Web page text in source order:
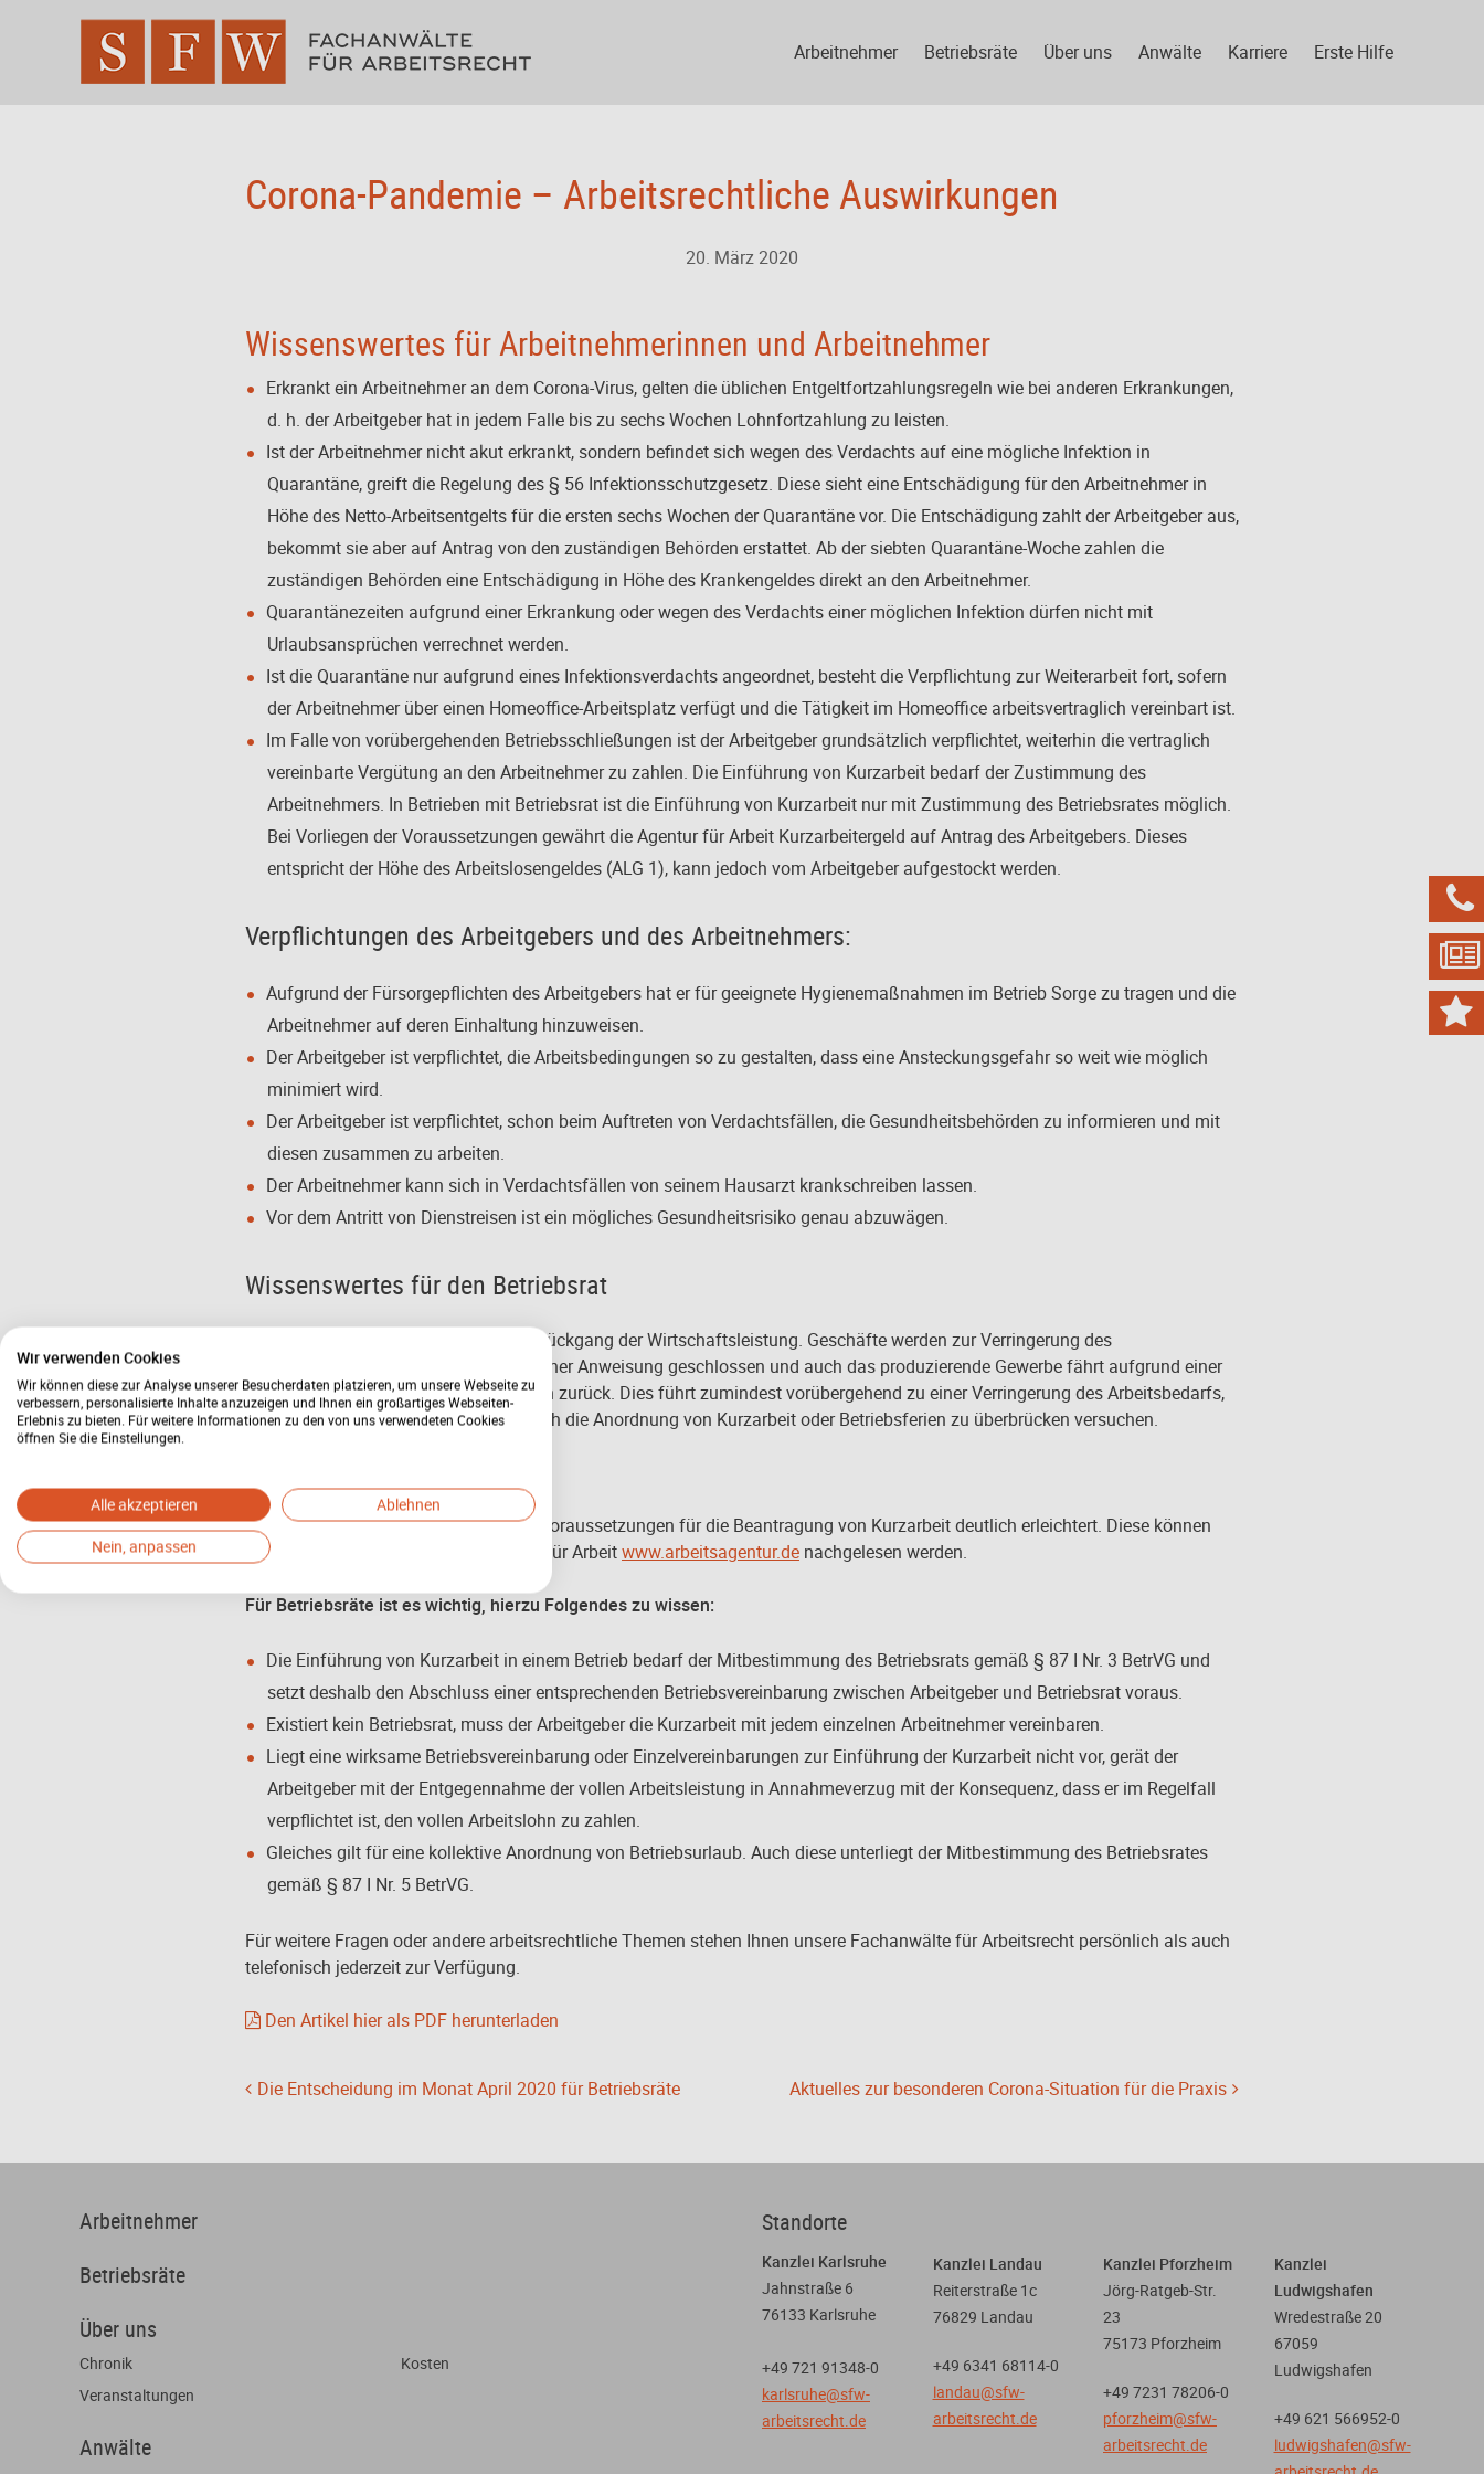
Arbeitnehmer Betriebsräte Über uns Anwälte Karriere Erste Hilfe
Corona-Pandemie – Arbeitsrechtliche Auswirkungen
20. März 2020
Wissenswertes für Arbeitnehmerinnen und Arbeitnehmer
Erkrankt ein Arbeitnehmer an dem Corona-Virus, gelten die üblichen Entgeltfortzahlungsregeln wie bei anderen Erkrankungen,
d. h. der Arbeitgeber hat in jedem Falle bis zu sechs Wochen Lohnfortzahlung zu leisten.
Ist der Arbeitnehmer nicht akut erkrankt, sondern befindet sich wegen des Verdachts auf eine mögliche Infektion in
Quarantäne, greift die Regelung des § 56 Infektionsschutzgesetz. Diese sieht eine Entschädigung für den Arbeitnehmer in
Höhe des Netto-Arbeitsentgelts für die ersten sechs Wochen der Quarantäne vor. Die Entschädigung zahlt der Arbeitgeber aus,
bekommt sie aber auf Antrag von den zuständigen Behörden erstattet. Ab der siebten Quarantäne-Woche zahlen die
zuständigen Behörden eine Entschädigung in Höhe des Krankengeldes direkt an den Arbeitnehmer.
Quarantänezeiten aufgrund einer Erkrankung oder wegen des Verdachts einer möglichen Infektion dürfen nicht mit
Urlaubsansprüchen verrechnet werden.
Ist die Quarantäne nur aufgrund eines Infektionsverdachts angeordnet, besteht die Verpflichtung zur Weiterarbeit fort, sofern
der Arbeitnehmer über einen Homeoffice-Arbeitsplatz verfügt und die Tätigkeit im Homeoffice arbeitsvertraglich vereinbart ist.
Im Falle von vorübergehenden Betriebsschließungen ist der Arbeitgeber grundsätzlich verpflichtet, weiterhin die vertraglich
vereinbarte Vergütung an den Arbeitnehmer zu zahlen. Die Einführung von Kurzarbeit bedarf der Zustimmung des
Arbeitnehmers. In Betrieben mit Betriebsrat ist die Einführung von Kurzarbeit nur mit Zustimmung des Betriebsrates möglich.
Bei Vorliegen der Voraussetzungen gewährt die Agentur für Arbeit Kurzarbeitergeld auf Antrag des Arbeitgebers. Dieses
entspricht der Höhe des Arbeitslosengeldes (ALG 1), kann jedoch vom Arbeitgeber aufgestockt werden.
Verpflichtungen des Arbeitgebers und des Arbeitnehmers:
Aufgrund der Fürsorgepflichten des Arbeitgebers hat er für geeignete Hygienemaßnahmen im Betrieb Sorge zu tragen und die
Arbeitnehmer auf deren Einhaltung hinzuweisen.
Der Arbeitgeber ist verpflichtet, die Arbeitsbedingungen so zu gestalten, dass eine Ansteckungsgefahr so weit wie möglich
minimiert wird.
Der Arbeitgeber ist verpflichtet, schon beim Auftreten von Verdachtsfällen, die Gesundheitsbehörden zu informieren und mit
diesen zusammen zu arbeiten.
Der Arbeitnehmer kann sich in Verdachtsfällen von seinem Hausarzt krankschreiben lassen.
Vor dem Antritt von Dienstreisen ist ein mögliches Gesundheitsrisiko genau abzuwägen.
Wissenswertes für den Betriebsrat
Die Corona-Pandemie führt zu einem Rückgang der Wirtschaftsleistung. Geschäfte werden zur Verringerung des
Ansteckungsrisikos aufgrund behördlicher Anweisung geschlossen und auch das produzierende Gewerbe fährt aufgrund einer
rückgängigen Nachfrage die Produktion zurück. Dies führt zumindest vorübergehend zu einer Verringerung des Arbeitsbedarfs,
den eine Vielzahl von Arbeitgebern durch die Anordnung von Kurzarbeit oder Betriebsferien zu überbrücken versuchen.
Zur Bewältigung der Krise wurden die Voraussetzungen für die Beantragung von Kurzarbeit deutlich erleichtert. Diese können
auf der Homepage der Bundesagentur für Arbeitwww.arbeitsagentur.de nachgelesen werden.
Für Betriebsräte ist es wichtig, hierzu Folgendes zu wissen:
Die Einführung von Kurzarbeit in einem Betrieb bedarf der Mitbestimmung des Betriebsrats gemäß § 87 I Nr. 3 BetrVG und
setzt deshalb den Abschluss einer entsprechenden Betriebsvereinbarung zwischen Arbeitgeber und Betriebsrat voraus.
Existiert kein Betriebsrat, muss der Arbeitgeber die Kurzarbeit mit jedem einzelnen Arbeitnehmer vereinbaren.
Liegt eine wirksame Betriebsvereinbarung oder Einzelvereinbarungen zur Einführung der Kurzarbeit nicht vor, gerät der
Arbeitgeber mit der Entgegennahme der vollen Arbeitsleistung in Annahmeverzug mit der Konsequenz, dass er im Regelfall
verpflichtet ist, den vollen Arbeitslohn zu zahlen.
Gleiches gilt für eine kollektive Anordnung von Betriebsurlaub. Auch diese unterliegt der Mitbestimmung des Betriebsrates
gemäß § 87 I Nr. 5 BetrVG.
Für weitere Fragen oder andere arbeitsrechtliche Themen stehen Ihnen unsere Fachanwälte für Arbeitsrecht persönlich als auch
telefonisch jederzeit zur Verfügung.
Den Artikel hier als PDF herunterladen
Die Entscheidung im Monat April 2020 für Betriebsräte Aktuelles zur besonderen Corona-Situation für die Praxis
Arbeitnehmer
Betriebsräte
Über uns
Chronik
Kosten
Veranstaltungen
Anwälte
Standorte
Kanzlei Karlsruhe
Jahnstraße 6
76133 Karlsruhe
+49 721 91348-0
karlsruhe@sfw-
arbeitsrecht.de
Kanzlei Landau
Reiterstraße 1c
76829 Landau
+49 6341 68114-0
landau@sfw-
arbeitsrecht.de
Kanzlei Pforzheim
Jörg-Ratgeb-Str.
23
75173 Pforzheim
+49 7231 78206-0
pforzheim@sfw-
arbeitsrecht.de
Kanzlei
Ludwigshafen
Wredestraße 20
67059
Ludwigshafen
+49 621 566952-0
ludwigshafen@sfw-



Wir verwenden Cookies
Wir können diese zur Analyse unserer Besucherdaten platzieren, um unsere Webseite zu
verbessern, personalisierte Inhalte anzuzeigen und Ihnen ein großartiges Webseiten-
Erlebnis zu bieten. Für weitere Informationen zu den von uns verwendeten Cookies
öffnen Sie die Einstellungen.
Alle akzeptieren
Ablehnen
Nein, anpassen
Kundenbewertungen und Erfahrungen zu
Steigelmann Fischer Weidner Nagel - Fachanwälte für ...
100%
SEHR GUT